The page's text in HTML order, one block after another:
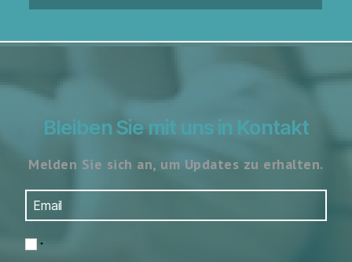
Bleiben Sie mit uns in Kontakt
Melden Sie sich an, um Updates zu erhalten.
*